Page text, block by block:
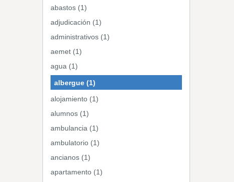
abastos (1)
adjudicación (1)
administrativos (1)
aemet (1)
agua (1)
albergue (1)
alojamiento (1)
alumnos (1)
ambulancia (1)
ambulatorio (1)
ancianos (1)
apartamento (1)